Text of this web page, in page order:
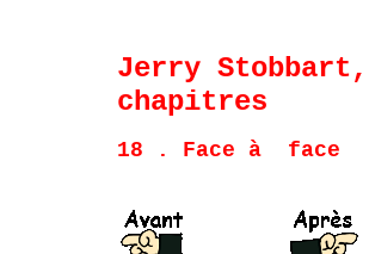
Jerry
chapitres
18 . Face à face